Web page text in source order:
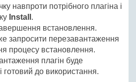
навпроти потрібного плагіна і
Install .
встановлення.
запросити перезавантаження
процесу встановлення.
плагін буде
готовий до використання.